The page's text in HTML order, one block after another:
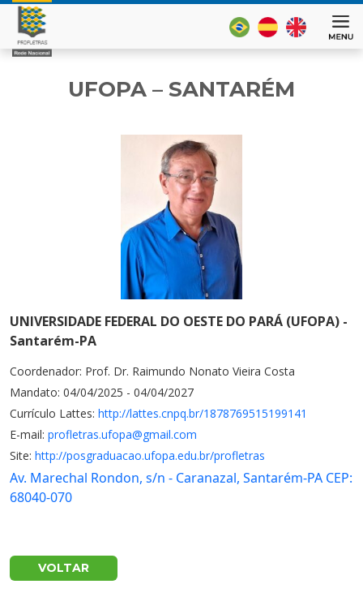
UFOPA – SANTARÉM
UNIVERSIDADE FEDERAL DO OESTE DO PARÁ (UFOPA) -
Santarém-PA
Coordenador: Prof. Dr. Raimundo Nonato Vieira Costa
Mandato: 04/04/2025 - 04/04/2027
Currículo Lattes: http://lattes.cnpq.br/1878769515199141
E-mail: profletras.ufopa@gmail.com
Site: http://posgraduacao.ufopa.edu.br/profletras
Av. Marechal Rondon, s/n - Caranazal, Santarém-PA CEP:
68040-070
VOLTAR